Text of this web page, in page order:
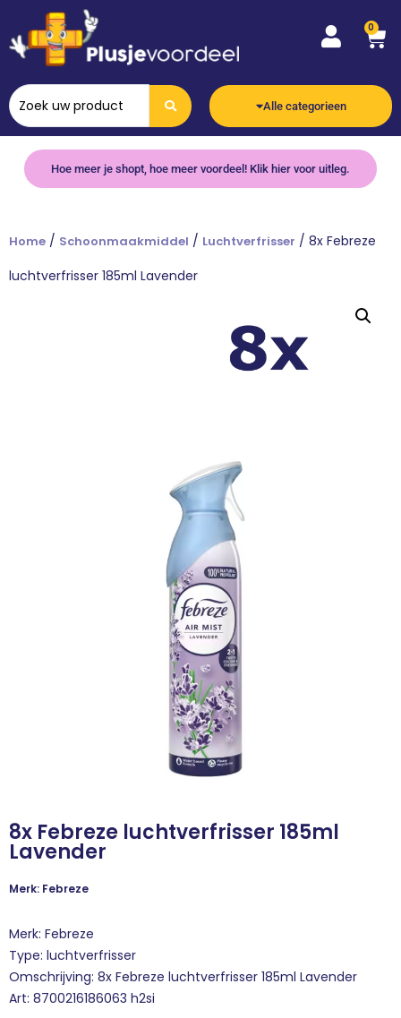
0
Alle categorieen
Hoe meer je shopt, hoe meer voordeel! Klik hier voor uitleg.
Home / Schoonmaakmiddel / Luchtverfrisser / 8x Febreze
luchtverfrisser 185ml Lavender
8x Febreze luchtverfrisser 185ml
Lavender
Merk: Febreze
Merk: Febreze
Type: luchtverfrisser
Omschrijving: 8x Febreze luchtverfrisser 185ml Lavender
Art: 8700216186063 h2si